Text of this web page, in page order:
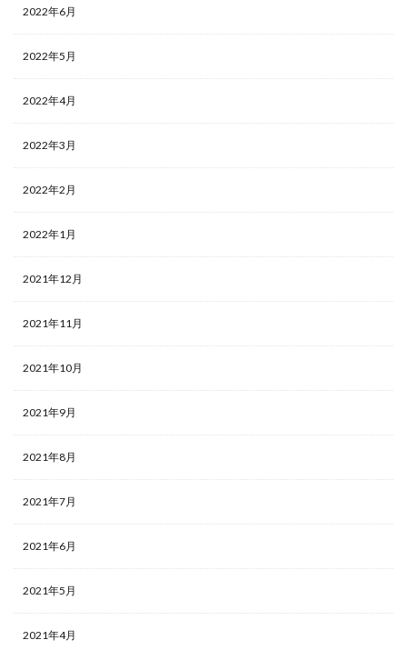
2022年6月
2022年5月
2022年4月
2022年3月
2022年2月
2022年1月
2021年12月
2021年11月
2021年10月
2021年9月
2021年8月
2021年7月
2021年6月
2021年5月
2021年4月